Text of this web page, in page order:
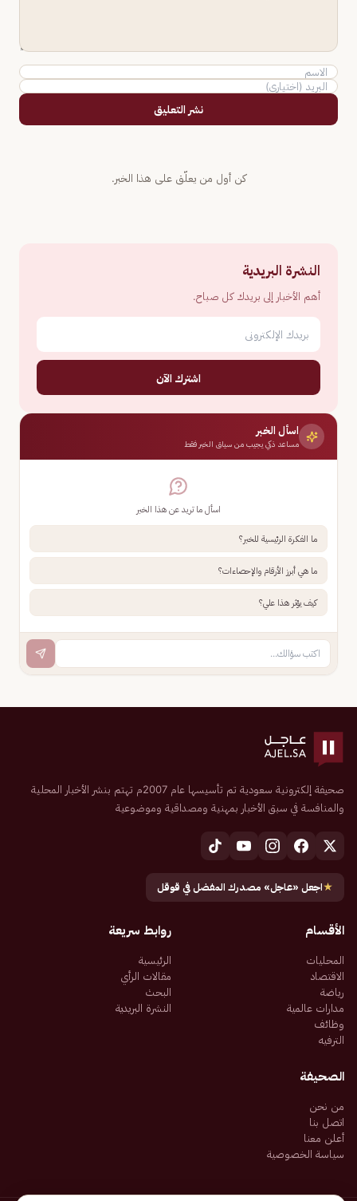
نشر التعليق
كن أول من يعلّق على هذا الخبر.
النشرة البريدية
أهم الأخبار إلى بريدك كل صباح.
اشترك الآن
اسأل الخبر
مساعد ذكي يجيب من سياق الخبر فقط
اسأل ما تريد عن هذا الخبر
ما الفكرة الرئيسية للخبر؟
ما هي أبرز الأرقام والإحصاءات؟
كيف يؤثر هذا علي؟
صحيفة إلكترونية سعودية تم تأسيسها عام 2007م تهتم بنشر الأخبار المحلية
والمنافسة في سبق الأخبار بمهنية ومصداقية وموضوعية
★اجعل «عاجل» مصدرك المفضل في قوقل
الأقسام
المحليات
الاقتصاد
رياضة
مدارات عالمية
وظائف
الترفيه
روابط سريعة
الرئيسية
مقالات الرأي
البحث
النشرة البريدية
الصحيفة
من نحن
اتصل بنا
أعلن معنا
سياسة الخصوصية